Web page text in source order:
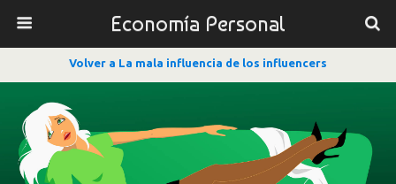
Economía Personal
Volver a La mala influencia de los influencers